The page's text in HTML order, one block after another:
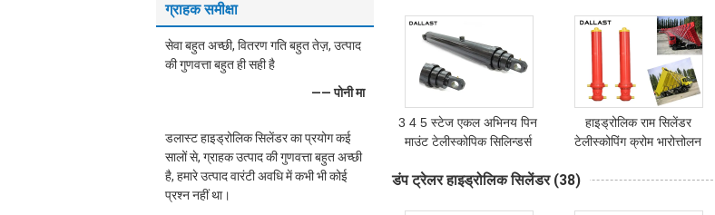
ग्राहक समीक्षा
सेवा बहुत अच्छी, वितरण गति बहुत तेज़, उत्पाद
की गुणवत्ता बहुत ही सही है
—— पोनी मा
डलास्ट हाइड्रोलिक सिलेंडर का प्रयोग कई
सालों से, ग्राहक उत्पाद की गुणवत्ता बहुत अच्छी
है, हमारे उत्पाद वारंटी अवधि में कभी भी कोई
प्रश्न नहीं था।
3 4 5 स्टेज एकल अभिनय पिन
माउंट टेलीस्कोपिक सिलिन्डर्स
हाइड्रोलिक राम सिलेंडर
टेलीस्कोपिंग क्रोम भारोत्तोलन
डंप ट्रेलर हाइड्रोलिक सिलेंडर (38)